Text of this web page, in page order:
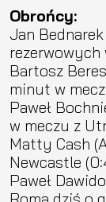
Obrońcy:
Jan
rezerwowych
Bartosz
minut w
Paweł
w meczu z
Matty Cash
Newcastle
Paweł